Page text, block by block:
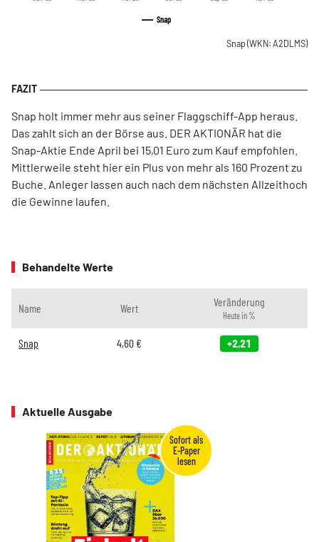
Snap
Snap (WKN: A2DLMS)
Snap holt immer mehr aus seiner Flaggschiff-App heraus.
Das zahlt sich an der Börse aus. DER AKTIONÄR hat die
Snap-Aktie Ende April bei 15,01 Euro zum Kauf empfohlen.
Mittlerweile steht hier ein Plus von mehr als 160 Prozent zu
Buche. Anleger lassen auch nach dem nächsten Allzeithoch
die Gewinne laufen.
Behandelte Werte
Name Wert Veränderung
Heute in %
Snap 4,60 € +2,21
Aktuelle Ausgabe